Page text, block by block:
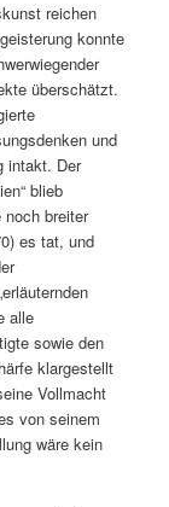
reichen
konnte
überschätzt.
und
intakt. Der
blieb
noch breiter
es tat, und
alle
sowie den
klargestellt
Vollmacht
von seinem
wäre kein